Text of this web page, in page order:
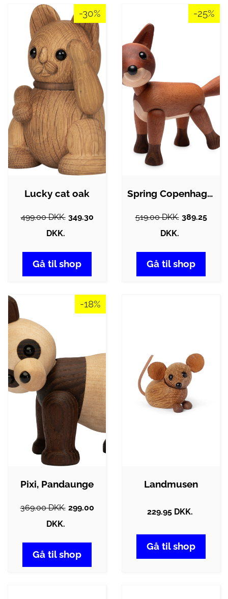
-30%
Lucky cat oak
499.00 DKK. 349.30
DKK.
Gå til shop
-25%
Spring Copenhagen Foxy : Erling…
519.00 DKK. 389.25
DKK.
Gå til shop
-18%
Pixi, Pandaunge
369.00 DKK. 299.00
DKK.
Gå til shop
Landmusen
229.95 DKK.
Gå til shop